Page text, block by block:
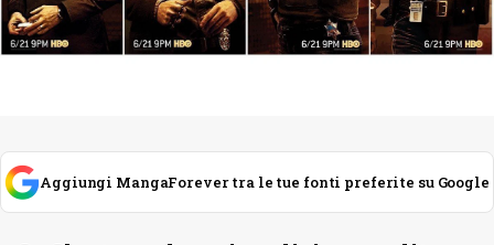
Aggiungi MangaForever tra le tue fonti preferite su Google